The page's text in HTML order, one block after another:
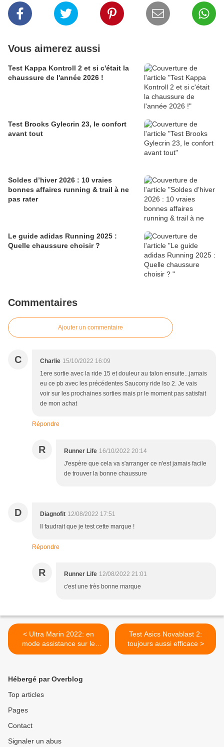
Vous aimerez aussi
Test Kappa Kontroll 2 et si c'était la
chaussure de l'année 2026 !
Test Brooks Gylecrin 23, le confort
avant tout
Soldes d’hiver 2026 : 10 vraies
bonnes affaires running & trail à ne
pas rater
Le guide adidas Running 2025 :
Quelle chaussure choisir ?
Commentaires
Ajouter un commentaire
C Charlie 15/10/2022 16:09
1ere sortie avec la ride 15 et douleur au talon ensuite...jamais
eu ce pb avec les précédentes Saucony ride Iso 2. Je vais
voir sur les prochaines sorties mais pr le moment pas satisfait
de mon achat
Répondre
R Runner Life 16/10/2022 20:14
J'espère que cela va s'arranger ce n'est jamais facile
de trouver la bonne chaussure
D Diagnofit 12/08/2022 17:51
Il faudrait que je test cette marque !
Répondre
R Runner Life 12/08/2022 21:01
c'est une très bonne marque
< Ultra Marin 2022: en
mode assistance sur le
Grand Raid 175km
Test Asics Novablast 2:
toujours aussi efficace >
Hébergé par Overblog
Top articles
Pages
Contact
Signaler un abus